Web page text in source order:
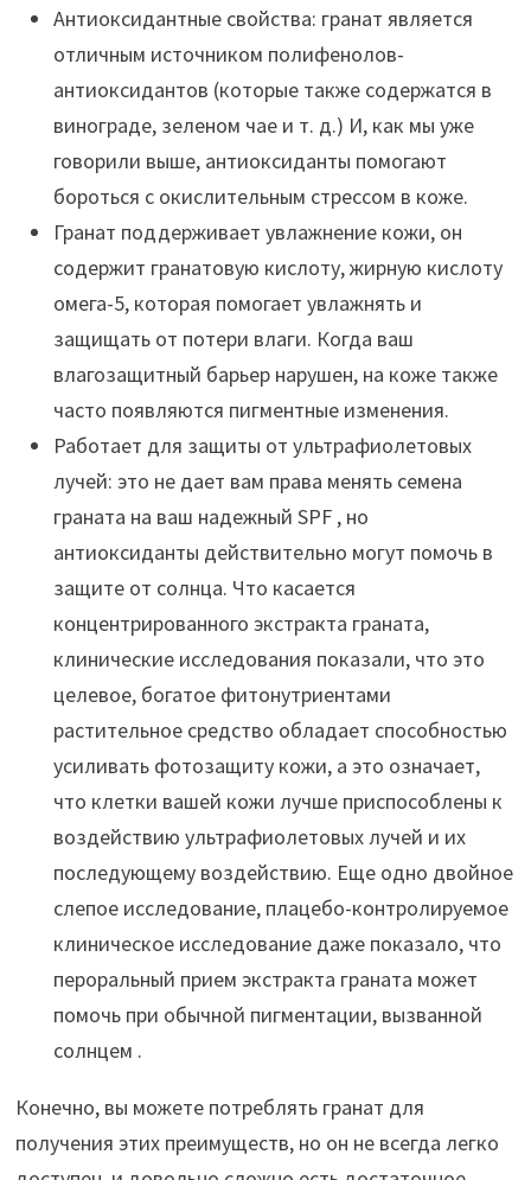
Антиоксидантные свойства: гранат является
отличным источником полифенолов-
антиоксидантов (которые также содержатся в
винограде, зеленом чае и т. д.) И, как мы уже
говорили выше, антиоксиданты помогают
бороться с окислительным стрессом в коже.
Гранат поддерживает увлажнение кожи, он
содержит гранатовую кислоту, жирную кислоту
омега-5, которая помогает увлажнять и
защищать от потери влаги. Когда ваш
влагозащитный барьер нарушен, на коже также
часто появляются пигментные изменения.
Работает для защиты от ультрафиолетовых
лучей: это не дает вам права менять семена
граната на ваш надежный SPF , но
антиоксиданты действительно могут помочь в
защите от солнца. Что касается
концентрированного экстракта граната,
клинические исследования показали, что это
целевое, богатое фитонутриентами
растительное средство обладает способностью
усиливать фотозащиту кожи, а это означает,
что клетки вашей кожи лучше приспособлены к
воздействию ультрафиолетовых лучей и их
последующему воздействию. Еще одно двойное
слепое исследование, плацебо-контролируемое
клиническое исследование даже показало, что
пероральный прием экстракта граната может
помочь при обычной пигментации, вызванной
солнцем .
Конечно, вы можете потреблять гранат для
получения этих преимуществ, но он не всегда легко